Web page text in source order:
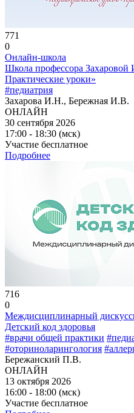
771
0
Онлайн-школа
Школа профессора Захаровой
Практические уроки»
#педиатрия
Захарова И.Н., Бережная И.В.
ОНЛАЙН
30 сентября 2026
17:00 - 18:30 (мск)
Участие бесплатное
Подробнее
716
0
Междисциплинарный
Детский код здоровья
#врачи общей практики
#оториноларингология
Бережанский П.В.
ОНЛАЙН
13 октября 2026
16:00 - 18:00 (мск)
Участие бесплатное